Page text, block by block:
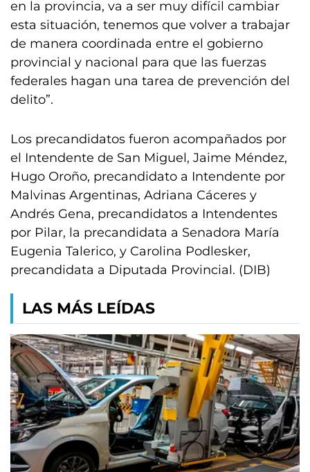
en la provincia, va a ser muy difícil cambiar
esta situación, tenemos que volver a trabajar
de manera coordinada entre el gobierno
provincial y nacional para que las fuerzas
federales hagan una tarea de prevención del
delito”.
Los precandidatos fueron acompañados por
el Intendente de San Miguel, Jaime Méndez,
Hugo Oroño, precandidato a Intendente por
Malvinas Argentinas, Adriana Cáceres y
Andrés Gena, precandidatos a Intendentes
por Pilar, la precandidata a Senadora María
Eugenia Talerico, y Carolina Podlesker,
precandidata a Diputada Provincial. (DIB)
LAS MÁS LEÍDAS